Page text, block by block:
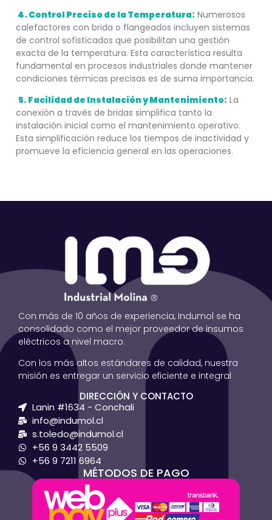
4. Control Preciso de la Temperatura: Numerosos
calefactores con brida o flangeados incluyen sistemas
de control sofisticados que posibilitan una gestión
exacta de la temperatura. Esta característica resulta
fundamental en procesos industriales donde mantener
condiciones térmicas precisas es de suma importancia.
5. Facilidad de Instalación y Mantenimiento: La
conexión a través de bridas simplifica tanto la
instalación inicial como el mantenimiento operativo.
Esta simplificación reduce los tiempos de inactividad y
promueve la eficiencia general en las operaciones.
Con más de 10 años de experiencia, Indumol se ha
consolidado como el mejor proveedor de insumos
eléctricos a nivel macro.
Con los más altos estándares de calidad, nuestra
misión es entregar un servicio eficiente e integral
DIRECCIÓN Y CONTACTO
Lanin #1634 - Conchali
info@indumol.cl
s.toledo@indumol.cl
+56 9 3442 5509
+56 9 7211 6964
MÉTODOS DE PAGO